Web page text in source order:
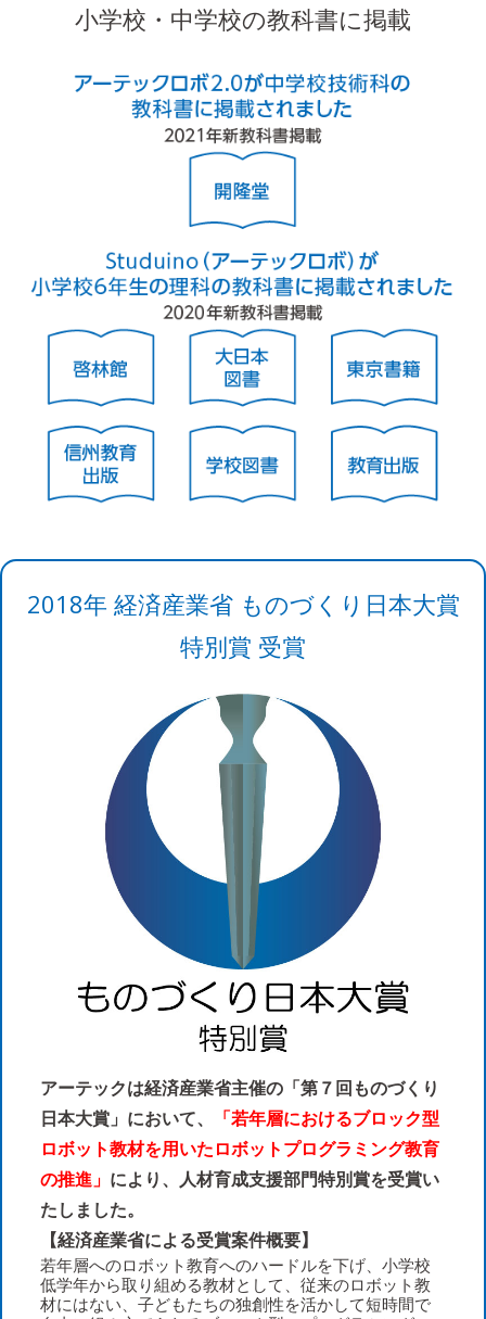
小学校・中学校の教科書に掲載
2018年 経済産業省 ものづくり日本大賞
特別賞 受賞
アーテックは経済産業省主催の「第７回ものづくり
日本大賞」において、
「若年層におけるブロック型
ロボット教材を用いたロボットプログラミング教育
の推進」 により、人材育成支援部門特別賞を受賞い
たしました。
【経済産業省による受賞案件概要】
若年層へのロボット教育へのハードルを下げ、小学校
低学年から取り組める教材として、従来のロボット教
材にはない、子どもたちの独創性を活かして短時間で